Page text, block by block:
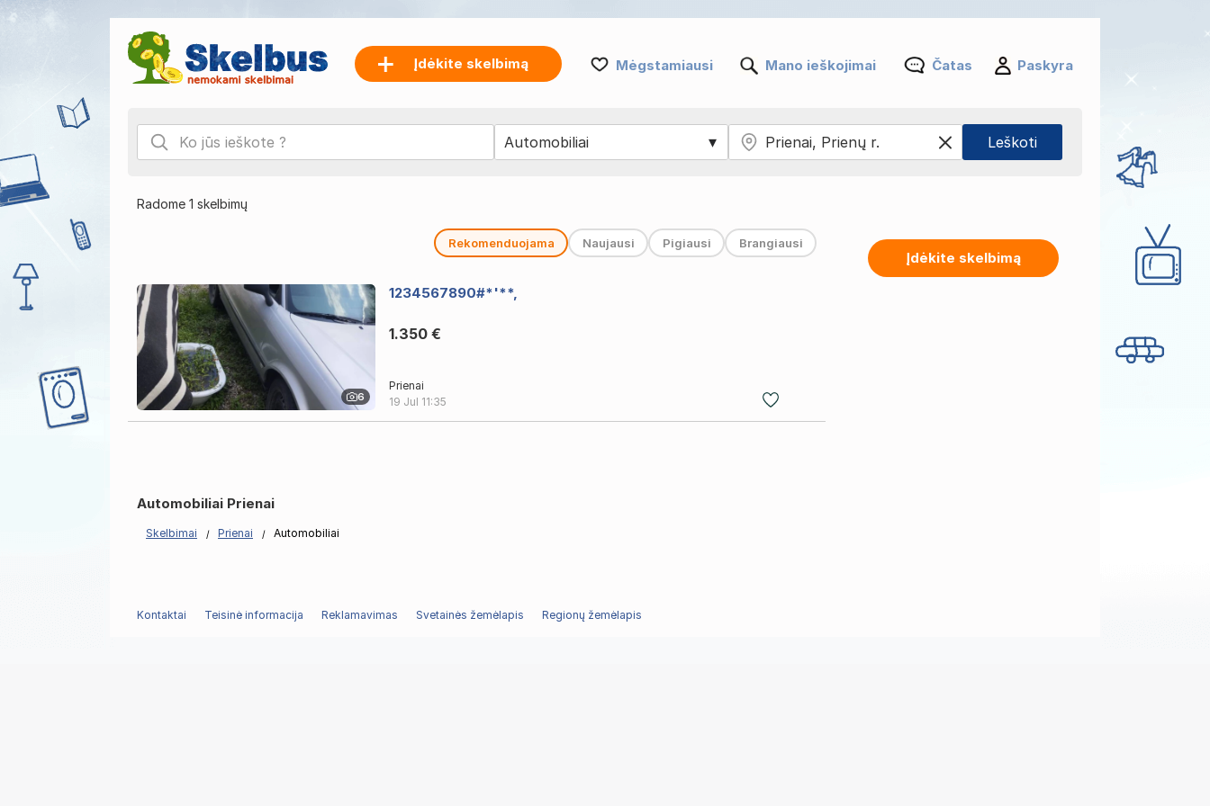
Įdėkite skelbimą Mėgstamiausi Mano ieškojimai Čatas Paskyra
Radome 1 skelbimų
Rekomenduojama Naujausi Pigiausi Brangiausi
6
1234567890#*'**,
1.350 €
Prienai
19 Jul 11:35
Automobiliai Prienai
Skelbimai Prienai Automobiliai
Įdėkite skelbimą
Kontaktai Teisinė informacija Reklamavimas Svetainės žemėlapis Regionų žemėlapis